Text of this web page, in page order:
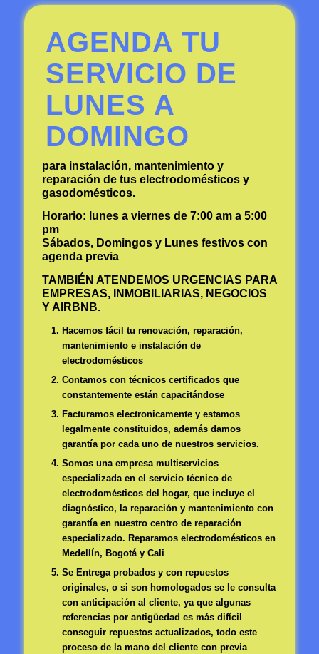
AGENDA TU
SERVICIO DE
LUNES A
DOMINGO
para instalación, mantenimiento y
reparación de tus electrodomésticos y
gasodomésticos.
Horario: lunes a viernes de 7:00 am a 5:00
pm
Sábados, Domingos y Lunes festivos con
agenda previa
TAMBIÉN ATENDEMOS URGENCIAS PARA
EMPRESAS, INMOBILIARIAS, NEGOCIOS
Y AIRBNB.
Hacemos fácil tu renovación, reparación,
mantenimiento e instalación de
electrodomésticos
Contamos con técnicos certificados que
constantemente están capacitándose
Facturamos electronicamente y estamos
legalmente constituidos, además damos
garantía por cada uno de nuestros servicios.
Somos una empresa multiservicios
especializada en el servicio técnico de
electrodomésticos del hogar, que incluye el
diagnóstico, la reparación y mantenimiento con
garantía en nuestro centro de reparación
especializado. Reparamos electrodomésticos en
Medellín, Bogotá y Cali
Se Entrega probados y con repuestos
originales, o si son homologados se le consulta
con anticipación al cliente, ya que algunas
referencias por antigüedad es más difícil
conseguir repuestos actualizados, todo este
proceso de la mano del cliente con previa